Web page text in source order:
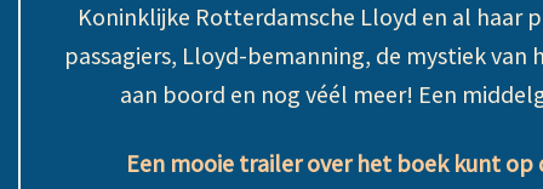
Koninklijke Rotterdamsche Lloyd en al haar
passagiers, Lloyd-bemanning, de mystiek van
aan boord en nog véél meer! Een
Een mooie trailer over het boek kunt op